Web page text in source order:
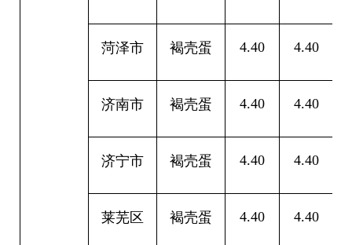
菏泽市 褐壳蛋 4.40 4.40
济南市 褐壳蛋 4.40 4.40
济宁市 褐壳蛋 4.40 4.40
莱芜区 褐壳蛋 4.40 4.40